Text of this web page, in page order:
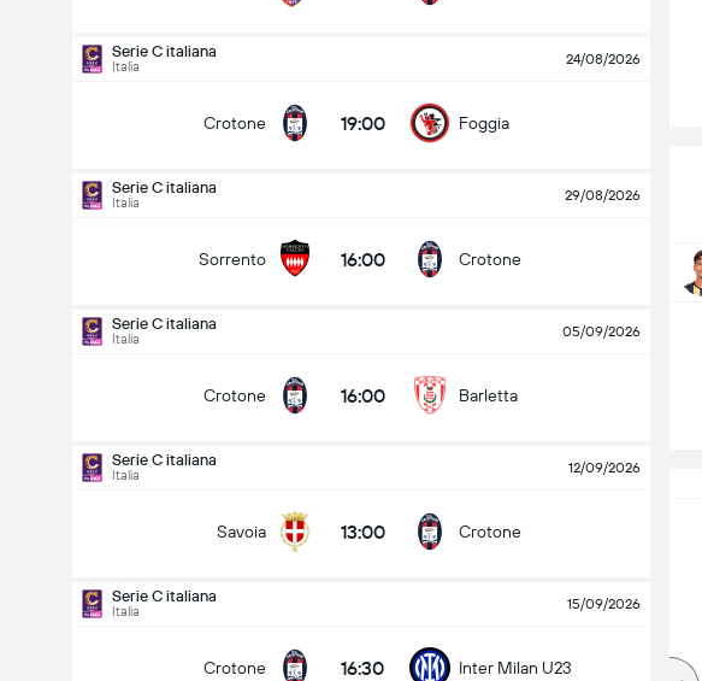
Serie C italiana
Italia 24/08/2026
Crotone 19:00 Foggia
Serie C italiana
Italia 29/08/2026
Sorrento 16:00 Crotone
Serie C italiana
Italia 05/09/2026
Crotone 16:00 Barletta
Serie C italiana
Italia 12/09/2026
Savoia 13:00 Crotone
Serie C italiana
Italia 15/09/2026
Crotone 16:30 Inter Milan U23
16:00 Crotone
Goles en el partido (2.5)